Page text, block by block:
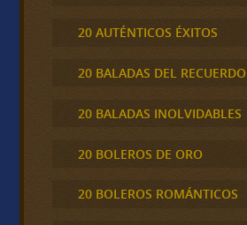
20 AUTÉNTICOS ÉXITOS
20 BALADAS DEL RECUERDO
20 BALADAS INOLVIDABLES
20 BOLEROS DE ORO
20 BOLEROS ROMÁNTICOS